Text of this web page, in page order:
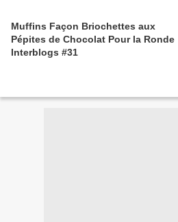
Muffins Façon Briochettes aux
Pépites de Chocolat Pour la Ronde
Interblogs #31